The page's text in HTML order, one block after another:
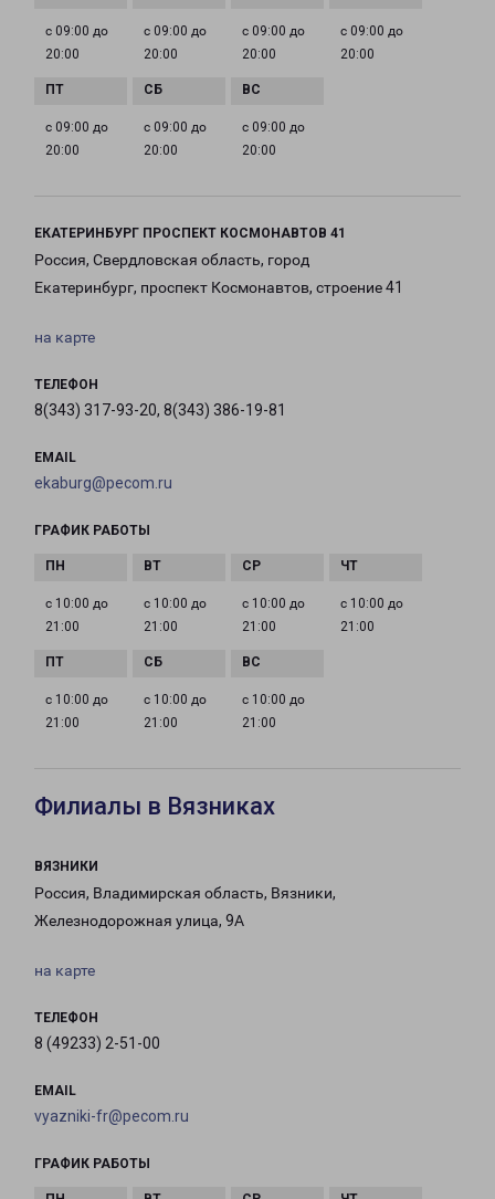
с 09:00 до
20:00
с 09:00 до
20:00
с 09:00 до
20:00
с 09:00 до
20:00
с 09:00 до
20:00
с 09:00 до
20:00
с 09:00 до
20:00
ЕКАТЕРИНБУРГ ПРОСПЕКТ КОСМОНАВТОВ 41
Россия, Свердловская область, город
Екатеринбург, проспект Космонавтов, строение 41
на карте
ТЕЛЕФОН
8(343) 317-93-20, 8(343) 386-19-81
EMAIL
ekaburg@pecom.ru
ГРАФИК РАБОТЫ
с 10:00 до
21:00
с 10:00 до
21:00
с 10:00 до
21:00
с 10:00 до
21:00
с 10:00 до
21:00
с 10:00 до
21:00
с 10:00 до
21:00
Филиалы в Вязниках
ВЯЗНИКИ
Россия, Владимирская область, Вязники,
Железнодорожная улица, 9А
на карте
ТЕЛЕФОН
8 (49233) 2-51-00
EMAIL
vyazniki-fr@pecom.ru
ГРАФИК РАБОТЫ